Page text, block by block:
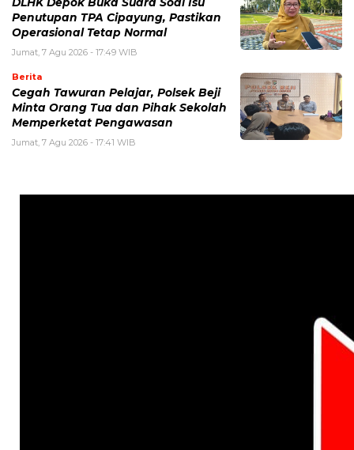
DLHK Depok Buka Suara Soal Isu
Penutupan TPA Cipayung, Pastikan
Operasional Tetap Normal
Jumat, 7 Agu 2026 - 17:49 WIB
Berita
Cegah Tawuran Pelajar, Polsek Beji
Minta Orang Tua dan Pihak Sekolah
Memperketat Pengawasan
Jumat, 7 Agu 2026 - 17:41 WIB